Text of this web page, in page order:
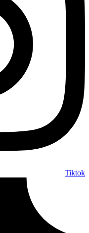
Tiktok